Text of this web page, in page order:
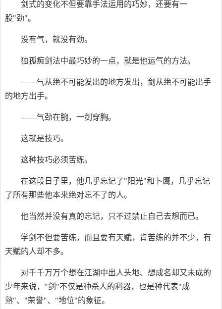
剑式的变化不但要靠手法运用的巧妙，还要有一
股"劲"。
没有气，就没有劲。
独孤痴剑法中最巧妙的一点，就是他运气的方法。
——气从绝不可能发出的地方发出，剑从绝不可能出手
的地方出手。
——气劲在腕，一剑穿胸。
这就是技巧。
这种技巧必须苦练。
在这段日子里，他几乎忘记了"阳光"和卜鹰，几乎忘记
了所有那些他本来绝对忘不了的人。
他当然并没有真的忘记，只不过禁止自己去想而已。
学剑不但要苦练，而且要有天赋，肯苦练的并不少，有
天赋的人却不多。
对千千万万个想在江湖中出人头地、想成名却又未成的
少年来说，"剑"不仅是种杀人的利器，也是种代表"成
熟"、"荣誉"、"地位"的象征。